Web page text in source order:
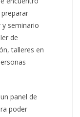
seminario
de
talleres en
panel de
poder